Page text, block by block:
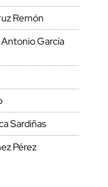
Remón
García
Sardiñas
Pérez